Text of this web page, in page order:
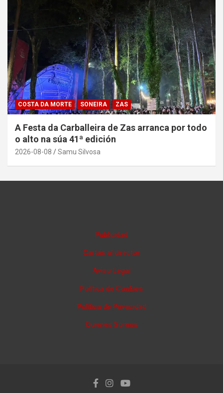
COSTA DA MORTE SONEIRA ZAS
A Festa da Carballeira de Zas arranca por todo
o alto na súa 41ª edición
2026-08-08 Samu Silvosa
Publicidad
Cartas al director
Aviso Legal
Política de Cookies
Política de Privacidad
Quienes Somos